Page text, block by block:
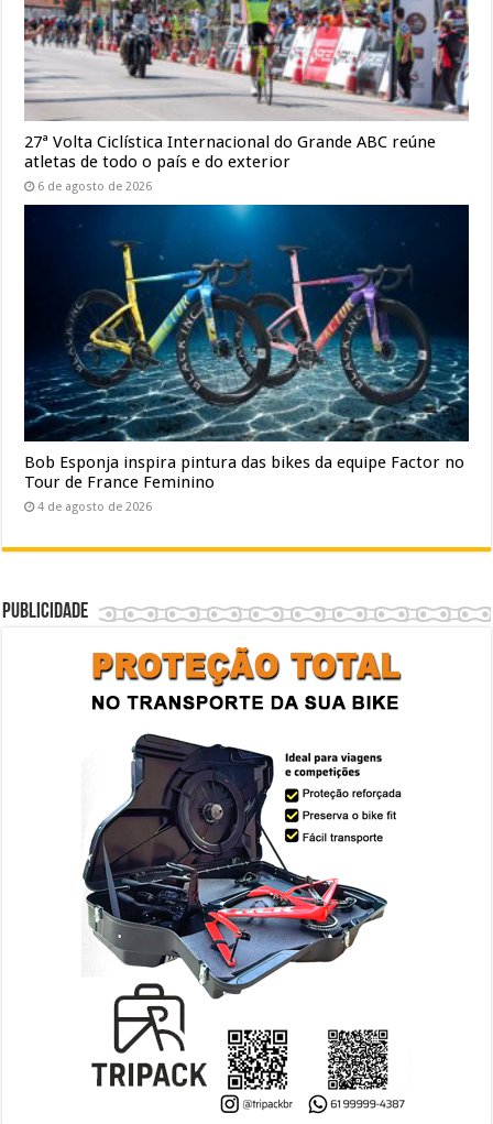
27ª Volta Ciclística Internacional do Grande ABC reúne
atletas de todo o país e do exterior
6 de agosto de 2026
Bob Esponja inspira pintura das bikes da equipe Factor no
Tour de France Feminino
4 de agosto de 2026
Publicidade